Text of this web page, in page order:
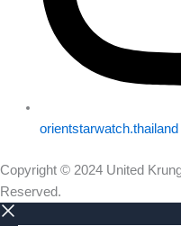
orientstarwatch.thailand
Copyright © 2024 United
Reserved.